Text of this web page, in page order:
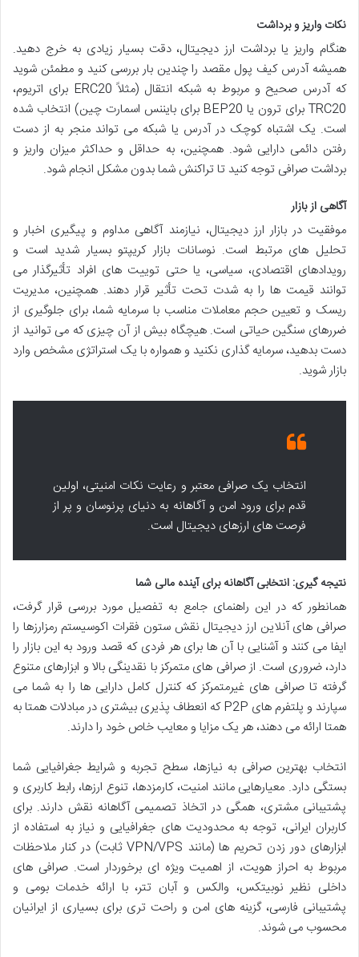
نکات واریز و برداشت
هنگام واریز یا برداشت ارز دیجیتال، دقت بسیار زیادی به خرج دهید.
همیشه آدرس کیف پول مقصد را چندین بار بررسی کنید و مطمئن شوید
که آدرس صحیح و مربوط به شبکه انتقال (مثلاً ERC20 برای اتریوم،
TRC20 برای ترون یا BEP20 برای بایننس اسمارت چین) انتخاب شده
است. یک اشتباه کوچک در آدرس یا شبکه می تواند منجر به از دست
رفتن دائمی دارایی شود. همچنین، به حداقل و حداکثر میزان واریز و
برداشت صرافی توجه کنید تا تراکنش شما بدون مشکل انجام شود.
آگاهی از بازار
موفقیت در بازار ارز دیجیتال، نیازمند آگاهی مداوم و پیگیری اخبار و
تحلیل های مرتبط است. نوسانات بازار کریپتو بسیار شدید است و
رویدادهای اقتصادی، سیاسی، یا حتی توییت های افراد تأثیرگذار می
توانند قیمت ها را به شدت تحت تأثیر قرار دهند. همچنین، مدیریت
ریسک و تعیین حجم معاملات مناسب با سرمایه شما، برای جلوگیری از
ضررهای سنگین حیاتی است. هیچگاه بیش از آن چیزی که می توانید از
دست بدهید، سرمایه گذاری نکنید و همواره با یک استراتژی مشخص وارد
بازار شوید.
انتخاب یک صرافی معتبر و رعایت نکات امنیتی، اولین
قدم برای ورود امن و آگاهانه به دنیای پرنوسان و پر از
فرصت های ارزهای دیجیتال است.
نتیجه گیری: انتخابی آگاهانه برای آینده مالی شما
همانطور که در این راهنمای جامع به تفصیل مورد بررسی قرار گرفت،
صرافی های آنلاین ارز دیجیتال نقش ستون فقرات اکوسیستم رمزارزها را
ایفا می کنند و آشنایی با آن ها برای هر فردی که قصد ورود به این بازار را
دارد، ضروری است. از صرافی های متمرکز با نقدینگی بالا و ابزارهای متنوع
گرفته تا صرافی های غیرمتمرکز که کنترل کامل دارایی ها را به شما می
سپارند و پلتفرم های P2P که انعطاف پذیری بیشتری در مبادلات همتا به
همتا ارائه می دهند، هر یک مزایا و معایب خاص خود را دارند.
انتخاب بهترین صرافی به نیازها، سطح تجربه و شرایط جغرافیایی شما
بستگی دارد. معیارهایی مانند امنیت، کارمزدها، تنوع ارزها، رابط کاربری و
پشتیبانی مشتری، همگی در اتخاذ تصمیمی آگاهانه نقش دارند. برای
کاربران ایرانی، توجه به محدودیت های جغرافیایی و نیاز به استفاده از
ابزارهای دور زدن تحریم ها (مانند VPN/VPS ثابت) در کنار ملاحظات
مربوط به احراز هویت، از اهمیت ویژه ای برخوردار است. صرافی های
داخلی نظیر نوبیتکس، والکس و آبان تتر، با ارائه خدمات بومی و
پشتیبانی فارسی، گزینه های امن و راحت تری برای بسیاری از ایرانیان
محسوب می شوند.